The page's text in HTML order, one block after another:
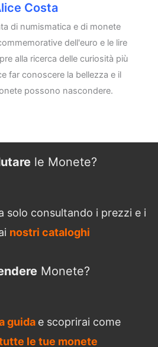
Costa
di numismatica e di monete
dell'euro e le lire
alla ricerca delle curiosità più
far conoscere la bellezza e il
possono nascondere.
le Monete?
solo consultando i prezzi e i
nostri cataloghi
Monete?
guida e scoprirai come
le tue monete